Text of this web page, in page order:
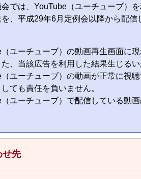
では、YouTube（ユーチューブ）
、平成29年6月定例会以降から配
ユーチューブ）の動画再生画面に
、当該広告を利用した結果生じる
ユーチューブ）の動画が正常に視
ても責任を負いません。
ユーチューブ）で配信している動
せ先